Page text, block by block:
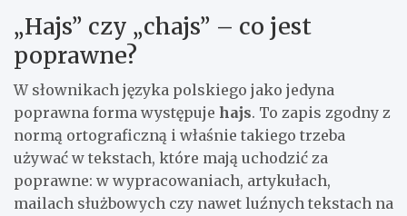
„Hajs” czy „chajs” – co jest
poprawne?
W słownikach języka polskiego jako jedyna
poprawna forma występuje hajs. To zapis zgodny z
normą ortograficzną i właśnie takiego trzeba
używać w tekstach, które mają uchodzić za
poprawne: w wypracowaniach, artykułach,
mailach służbowych czy nawet luźnych tekstach na